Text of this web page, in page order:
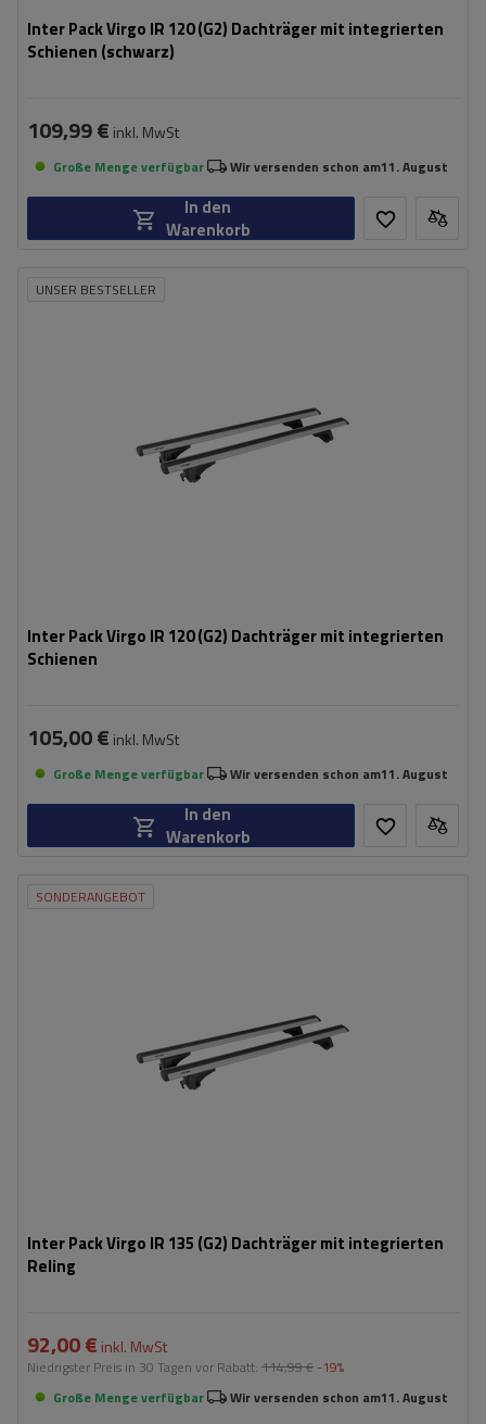
Inter Pack Virgo IR 120 (G2) Dachträger mit integrierten
Schienen (schwarz)
109,99 € inkl. MwSt
Große Menge verfügbar Wir versenden schon am11. August
In den
Warenkorb
UNSER BESTSELLER
Inter Pack Virgo IR 120 (G2) Dachträger mit integrierten
Schienen
105,00 € inkl. MwSt
Große Menge verfügbar Wir versenden schon am11. August
In den
Warenkorb
SONDERANGEBOT
Inter Pack Virgo IR 135 (G2) Dachträger mit integrierten
Reling
92,00 € inkl. MwSt
Niedrigster Preis in 30 Tagen vor Rabatt: 114,99 € -19%
Große Menge verfügbar
Wir versenden schon am11. August